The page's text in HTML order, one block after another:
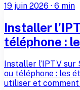
19 juin 2026 · 6 min
Installer
téléphone :
Installer l’IPTV
ou téléphone : les
utiliser et